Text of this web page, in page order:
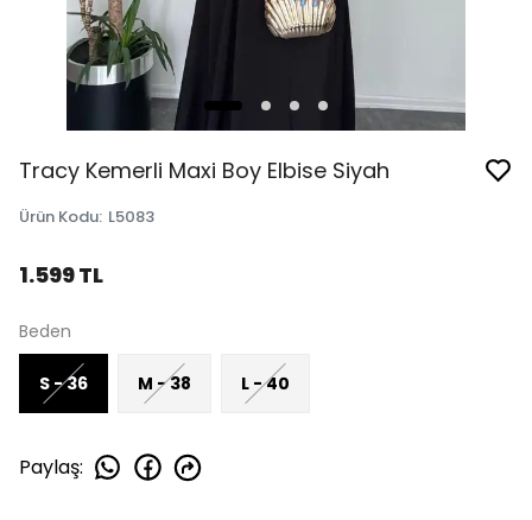
Tracy Kemerli Maxi Boy Elbise Siyah
Ürün Kodu: L5083
1.599 TL
Beden
S - 36 M - 38 L - 40
Paylaş: